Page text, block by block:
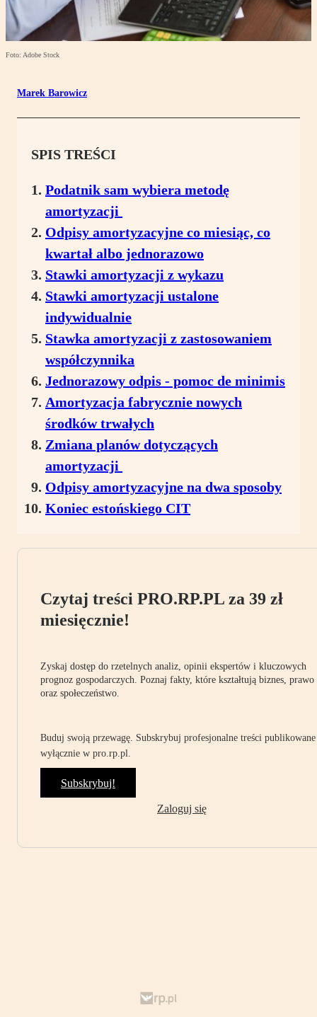
Foto: Adobe Stock
Marek Barowicz
SPIS TREŚCI
Podatnik sam wybiera metodę
amortyzacji
Odpisy amortyzacyjne co miesiąc, co
kwartał albo jednorazowo
Stawki amortyzacji z wykazu
Stawki amortyzacji ustalone
indywidualnie
Stawka amortyzacji z zastosowaniem
współczynnika
Jednorazowy odpis - pomoc de minimis
Amortyzacja fabrycznie nowych
środków trwałych
Zmiana planów dotyczących
amortyzacji
Odpisy amortyzacyjne na dwa sposoby
Koniec estońskiego CIT
Czytaj treści PRO.RP.PL za 39 zł
miesięcznie!
Zyskaj dostęp do rzetelnych analiz, opinii ekspertów i kluczowych
prognoz gospodarczych. Poznaj fakty, które kształtują biznes, prawo
oraz społeczeństwo.
Buduj swoją przewagę. Subskrybuj profesjonalne treści publikowane
wyłącznie w pro.rp.pl.
Subskrybuj!
Zaloguj się